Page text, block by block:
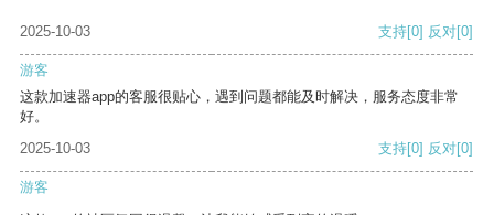
2025-10-03 支持[0] 反对[0]
游客
这款加速器app的客服很贴心，遇到问题都能及时解决，服务态度非常
好。
2025-10-03
支持[0] 反对[0]
游客